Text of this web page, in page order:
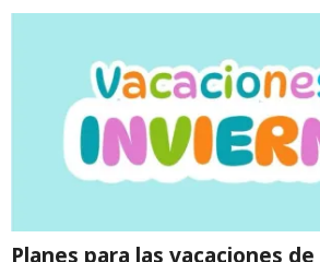
Planes para las vacaciones